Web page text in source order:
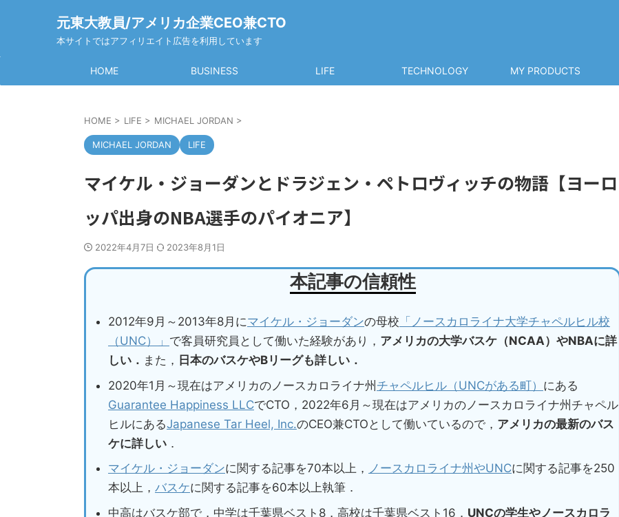
元東大教員/アメリカ企業CEO兼CTO
本サイトではアフィリエイト広告を利用しています
HOME BUSINESS LIFE TECHNOLOGY MY PRODUCTS
HOME > LIFE > MICHAEL JORDAN >
MICHAEL JORDAN LIFE
マイケル・ジョーダンとドラジェン・ペトロヴィッチの物語【ヨーロ
ッパ出身のNBA選手のパイオニア】
2022年4月7日 2023年8月1日
本記事の信頼性
2012年9月～2013年8月にマイケル・ジョーダンの母校 「ノースカロライナ大学チャペルヒル校
（UNC）」 で客員研究員として働いた経験があり， アメリカの大学バスケ（NCAA）やNBAに詳
しい． また， 日本のバスケやBリーグも詳しい．
2020年1月～現在はアメリカのノースカロライナ州 チャペルヒル（UNCがある町） にある
Guarantee Happiness LLCでCTO，2022年6月～現在はアメリカのノースカロライナ州チャペル
ヒルにあるJapanese Tar Heel, Inc.のCEO兼CTOとして働いているので， アメリカの最新のバス
ケに詳しい ．
マイケル・ジョーダンに関する記事を70本以上， ノースカロライナ州やUNCに関する記事を250
本以上， バスケに関する記事を60本以上執筆．
中高はバスケ部で，中学は千葉県ベスト8，高校は千葉県ベスト16． UNCの学生やノースカロラ